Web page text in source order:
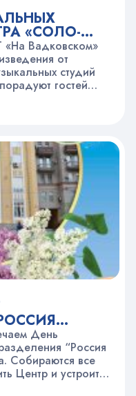
«СОЛО-
Вадковском»
от
студий
гостей
музыки. Дети,
и современными
пройдет 16 мая,
пер., д. 3…
День
“Россия
Собираются все
Центр и устроить
коллективов и